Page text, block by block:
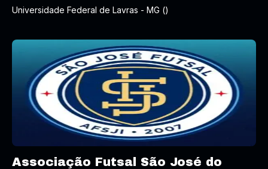
Universidade Federal de Lavras - MG ()
Associação Futsal São José do